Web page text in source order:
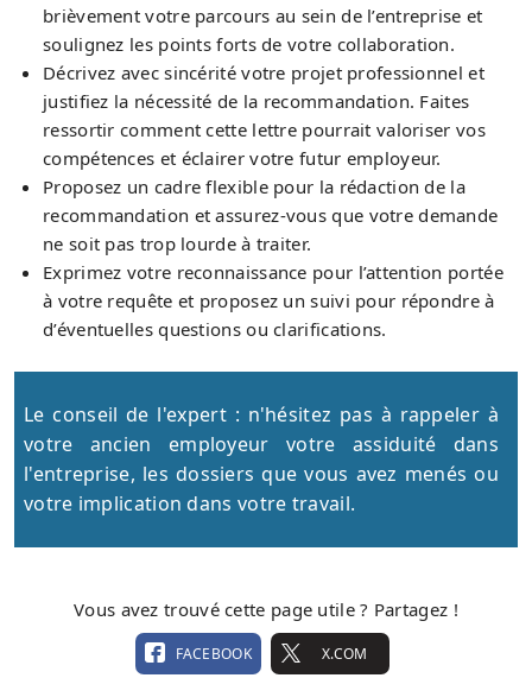
brièvement votre parcours au sein de l’entreprise et
soulignez les points forts de votre collaboration.
Décrivez avec sincérité votre projet professionnel et
justifiez la nécessité de la recommandation. Faites
ressortir comment cette lettre pourrait valoriser vos
compétences et éclairer votre futur employeur.
Proposez un cadre flexible pour la rédaction de la
recommandation et assurez-vous que votre demande
ne soit pas trop lourde à traiter.
Exprimez votre reconnaissance pour l’attention portée
à votre requête et proposez un suivi pour répondre à
d’éventuelles questions ou clarifications.
Le conseil de l'expert : n'hésitez pas à rappeler à
votre ancien employeur votre assiduité dans
l'entreprise, les dossiers que vous avez menés ou
votre implication dans votre travail.
Vous avez trouvé cette page utile ? Partagez !
FACEBOOK X.COM